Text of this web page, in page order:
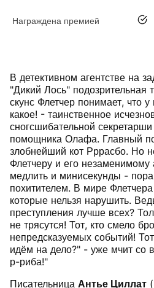
Награждена премией да
В детективном агентстве на
"Дикий Лось" подозрительная
скунс Флетчер понимает, что
какое! - таинственное
сногсшибательной
помощника Олафа. Главный
злобнейший кот Рррасбо. Но
Флетчеру и его незаменимому
медлить и минисекунды -
похитителем. В мире
которые нельзя нарушить.
преступления лучше всех?
не трясутся! Тот, кто смело
непредсказуемых событий!
идём на дело?" - уже мчит со
р-риба!"
Писательница Антье Циллат